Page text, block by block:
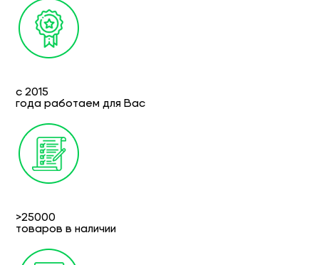
с 2015
года работаем для Вас
>25000
товаров в наличии